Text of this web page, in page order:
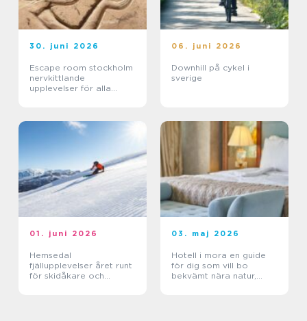
30. juni 2026
Escape room stockholm
nervkittlande
upplevelser för alla
06. juni 2026
Downhill på cykel i
sverige
01. juni 2026
Hemsedal
fjällupplevelser året runt
för skidåkare och
03. maj 2026
Hotell i mora en guide
för dig som vill bo
bekvämt nära natur,